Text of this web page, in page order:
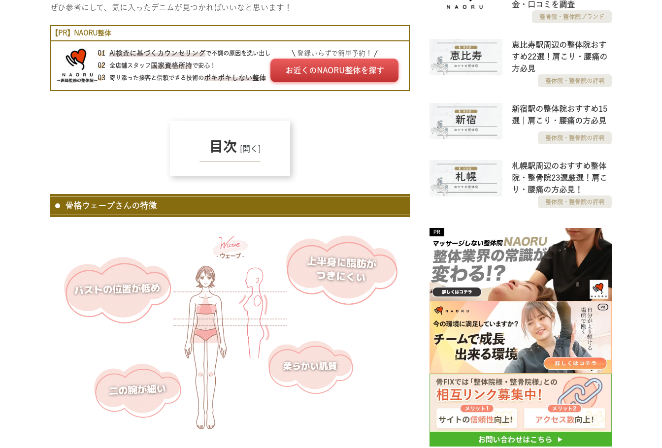
ぜひ参考にして、気に入ったデニムが見つかればいいなと思います！
【PR】NAORU整体
AI検査に基づくカウンセリングで不調の原因を洗い出し
全店舗スタッフ国家資格所持で安心！
寄り添った接客と信頼できる技術のボキボキしない整体
登録いらずで簡単予約！
お近くのNAORU整体を探す
目次 [開く]
骨格ウェーブさんの特徴
金・口コミを調査
整骨院・整体院ブランド
恵比寿駅周辺の整体院おす
すめ22選！肩こり・腰痛の
方必見
整体院・整骨院の評判
新宿駅の整体院おすすめ15
選｜肩こり・腰痛の方必見
整体院・整骨院の評判
札幌駅周辺のおすすめ整体
院・整骨院23選厳選！肩こ
り・腰痛の方必見！
整体院・整骨院の評判